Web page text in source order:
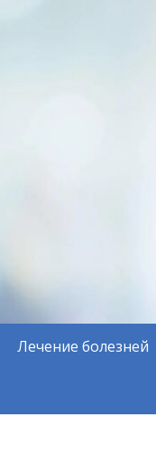
Лечение болезней